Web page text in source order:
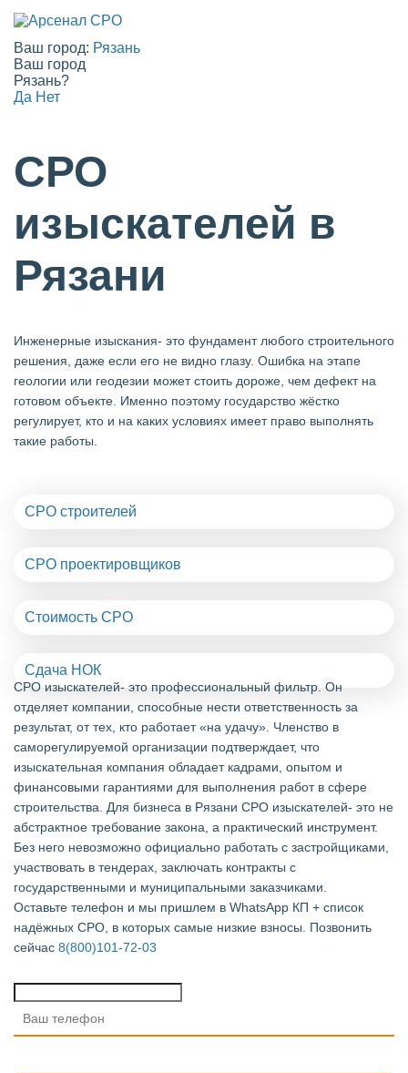
Ваш город: Рязань
Ваш город
Рязань?
Да Нет
СРО
изыскателей в
Рязани
Инженерные изыскания- это фундамент любого строительного
решения, даже если его не видно глазу. Ошибка на этапе
геологии или геодезии может стоить дороже, чем дефект на
готовом объекте. Именно поэтому государство жёстко
регулирует, кто и на каких условиях имеет право выполнять
такие работы.
СРО строителей
СРО проектировщиков
Стоимость СРО
Сдача НОК
СРО изыскателей- это профессиональный фильтр. Он
отделяет компании, способные нести ответственность за
результат, от тех, кто работает «на удачу». Членство в
саморегулируемой организации подтверждает, что
изыскательная компания обладает кадрами, опытом и
финансовыми гарантиями для выполнения работ в сфере
строительства. Для бизнеса в Рязани СРО изыскателей- это не
абстрактное требование закона, а практический инструмент.
Без него невозможно официально работать с застройщиками,
участвовать в тендерах, заключать контракты с
государственными и муниципальными заказчиками.
Оставьте телефон и мы пришлем в WhatsApp КП + список
надёжных СРО, в которых самые низкие взносы. Позвонить
сейчас 8(800)101-72-03